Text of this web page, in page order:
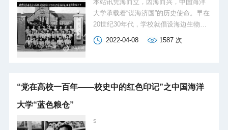
交流，保障国家海洋权益和海洋资源安
全，促进海洋事业和谐可持续发展都具
本站讯凭海而立，因海而兴，中国海洋
大学承载着“谋海济国”的历史使命。早在
20世纪30年代，学校就倡设海边生物
学、海洋学、气象学等涉海学科，矢志
在海洋科学领域报国图强。即使经历了
亲怀抱。党和国家十分重视海洋事业发
当国家推行高等院校调整合并，学校面
2022-04-08 1587次
“党在高校一百年——校史中的红色印记”之中国海洋
大学“蓝色粮仓”
s